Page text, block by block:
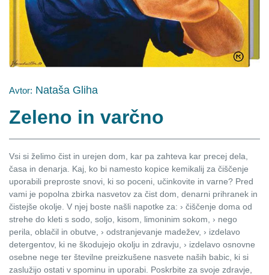
Avtor: Nataša Gliha
Zeleno in varčno
Vsi si želimo čist in urejen dom, kar pa zahteva kar precej dela,
časa in denarja. Kaj, ko bi namesto kopice kemikalij za čiščenje
uporabili preproste snovi, ki so poceni, učinkovite in varne? Pred
vami je popolna zbirka nasvetov za čist dom, denarni prihranek in
čistejše okolje. V njej boste našli napotke za: › čiščenje doma od
strehe do kleti s sodo, soljo, kisom, limoninim sokom, › nego
perila, oblačil in obutve, › odstranjevanje madežev, › izdelavo
detergentov, ki ne škodujejo okolju in zdravju, › izdelavo osnovne
osebne nege ter številne preizkušene nasvete naših babic, ki si
zaslužijo ostati v spominu in uporabi. Poskrbite za svoje zdravje,